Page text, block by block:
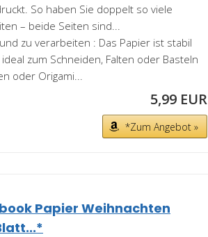
So haben Sie doppelt so viele
– beide Seiten sind...
zu verarbeiten : Das Papier ist stabil
zum Schneiden, Falten oder Basteln
oder Origami...
5,99 EUR
*Zum Angebot »
Papier Weihnachten